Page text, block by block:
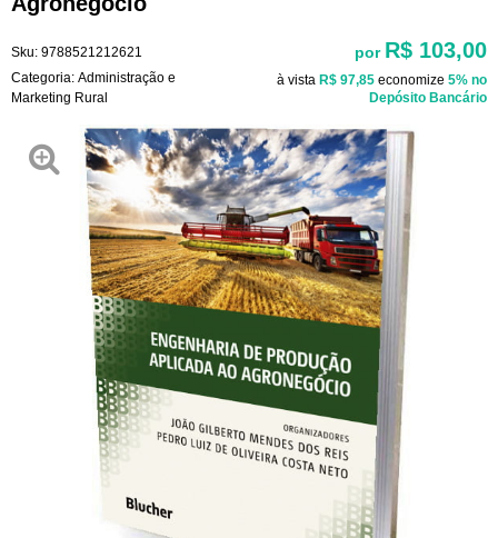
Sku: 9788521212621
Categoria: Administração e
Marketing Rural
por R$ 103,00
à vista R$ 97,85 economize 5% no
Depósito Bancário